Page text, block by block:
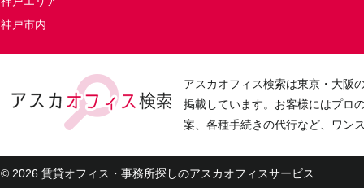
神戸市内
アスカオフィス検索は東京・大阪
掲載しています。お客様にはプロ
案、各種手続きの代行など、ワン
© 2026 賃貸オフィス・事務所探しのアスカオフィスサービス